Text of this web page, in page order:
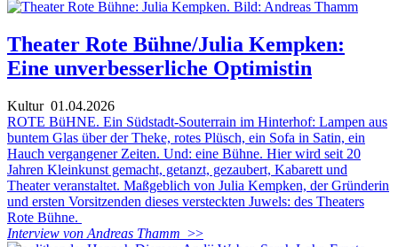
Theater Rote Bühne/Julia Kempken:
Eine unverbesserliche Optimistin
Kultur01.04.2026
ROTE BüHNE. Ein Südstadt-Souterrain im Hinterhof: Lampen aus
buntem Glas über der Theke, rotes Plüsch, ein Sofa in Satin, ein
Hauch vergangener Zeiten. Und: eine Bühne. Hier wird seit 20
Jahren Kleinkunst gemacht, getanzt, gezaubert, Kabarett und
Theater veranstaltet. Maßgeblich von Julia Kempken, der Gründerin
und ersten Vorsitzenden dieses versteckten Juwels: des Theaters
Rote Bühne.
Interview von Andreas Thamm >>